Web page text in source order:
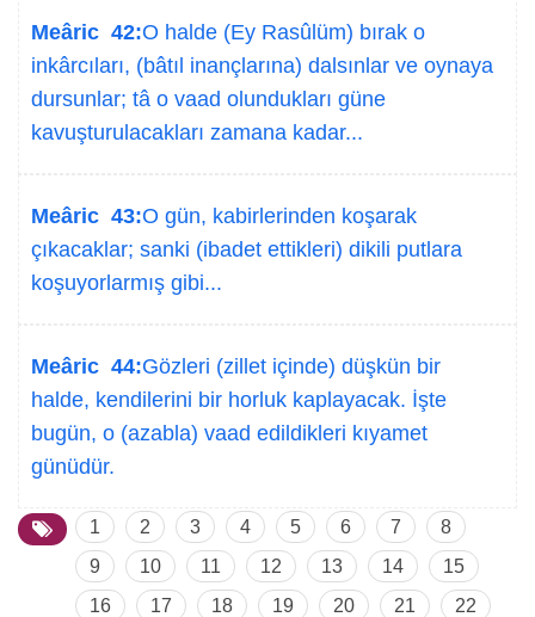
Meâric 42:O halde (Ey Rasûlüm) bırak o
inkârcıları, (bâtıl inançlarına) dalsınlar ve oynaya
dursunlar; tâ o vaad olundukları güne
kavuşturulacakları zamana kadar...
Meâric 43:O gün, kabirlerinden koşarak
çıkacaklar; sanki (ibadet ettikleri) dikili putlara
koşuyorlarmış gibi...
Meâric 44:Gözleri (zillet içinde) düşkün bir
halde, kendilerini bir horluk kaplayacak. İşte
bugün, o (azabla) vaad edildikleri kıyamet
günüdür.
1 2 3 4 5 6 7
8
9
10 11 12 13 14
15
16
17 18 19 20 21
22